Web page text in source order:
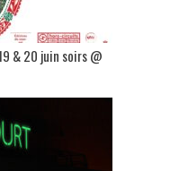
& 20 juin soirs @